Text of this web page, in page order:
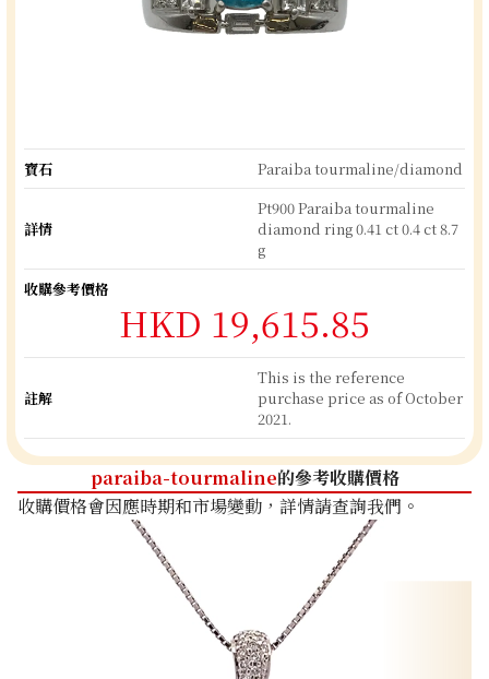
寶石 Paraiba tourmaline/diamond
詳情
Pt900 Paraiba tourmaline
diamond ring 0.41 ct 0.4 ct 8.7
g
收購參考價格
HKD 19,615.85
註解
This is the reference
purchase price as of October
2021.
paraiba-tourmaline的參考收購價格
收購價格會因應時期和市場變動，詳情請查詢我們。